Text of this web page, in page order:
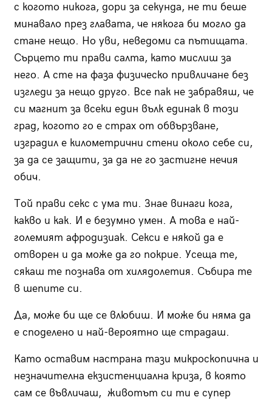
с когото никога, дори за секунда, не ти беше
минавало през главата, че някога би могло да
стане нещо. Но уви, неведоми са пътищата.
Сърцето ти прави салта, като мислиш за
него. А сте на фаза физическо привличане без
изгледи за нещо друго. Все пак не забравяш, че
си магнит за всеки един вълк единак в този
град, когото го е страх от обвързване,
изградил е километрични стени около себе си,
за да се защити, за да не го застигне нечия
обич.
Той прави секс с ума ти. Знае винаги кога,
какво и как. И е безумно умен. А това е най-
големият афродизиак. Секси е някой да е
отворен и да може да го покрие. Усеща те,
сякаш те познава от хилядолетия. Събира те
в шепите си.
Да, може би ще се влюбиш. И може би няма да
е споделено и най-вероятно ще страдаш.
Като оставим настрана тази микроскопична и
незначителна екзистенциална криза, в която
сам се въвличаш, животът си ти е супер